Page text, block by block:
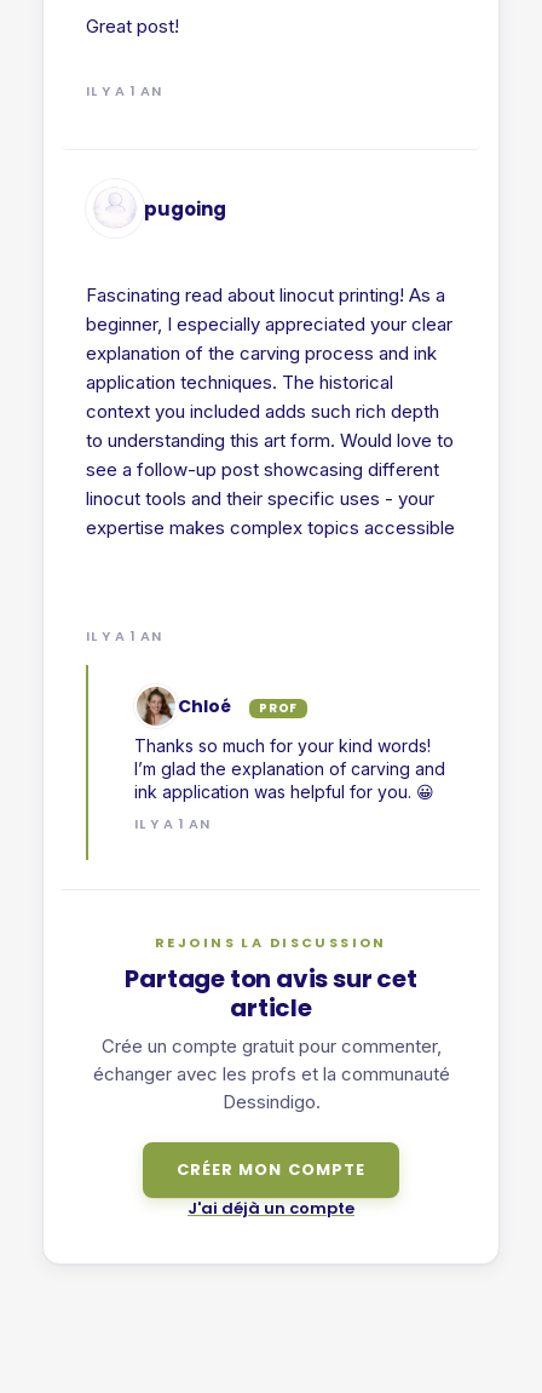
Great post!
IL Y A 1 AN
pugoing
Fascinating read about linocut printing! As a
beginner, I especially appreciated your clear
explanation of the carving process and ink
application techniques. The historical
context you included adds such rich depth
to understanding this art form. Would love to
see a follow-up post showcasing different
linocut tools and their specific uses - your
expertise makes complex topics accessible
IL Y A 1 AN
Chloé PROF
Thanks so much for your kind words!
I’m glad the explanation of carving and
ink application was helpful for you. 😀
IL Y A 1 AN
REJOINS LA DISCUSSION
Partage ton avis sur cet
article
Crée un compte gratuit pour commenter,
échanger avec les profs et la communauté
Dessindigo.
CRÉER MON COMPTE
J'ai déjà un compte